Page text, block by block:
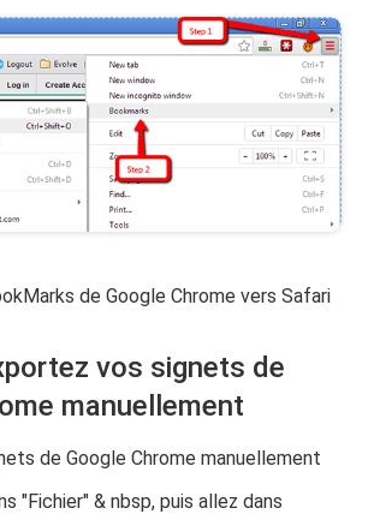
de Google Chrome vers Safari
vos signets de
manuellement
de Google Chrome manuellement
"Fichier" & nbsp, puis allez dans